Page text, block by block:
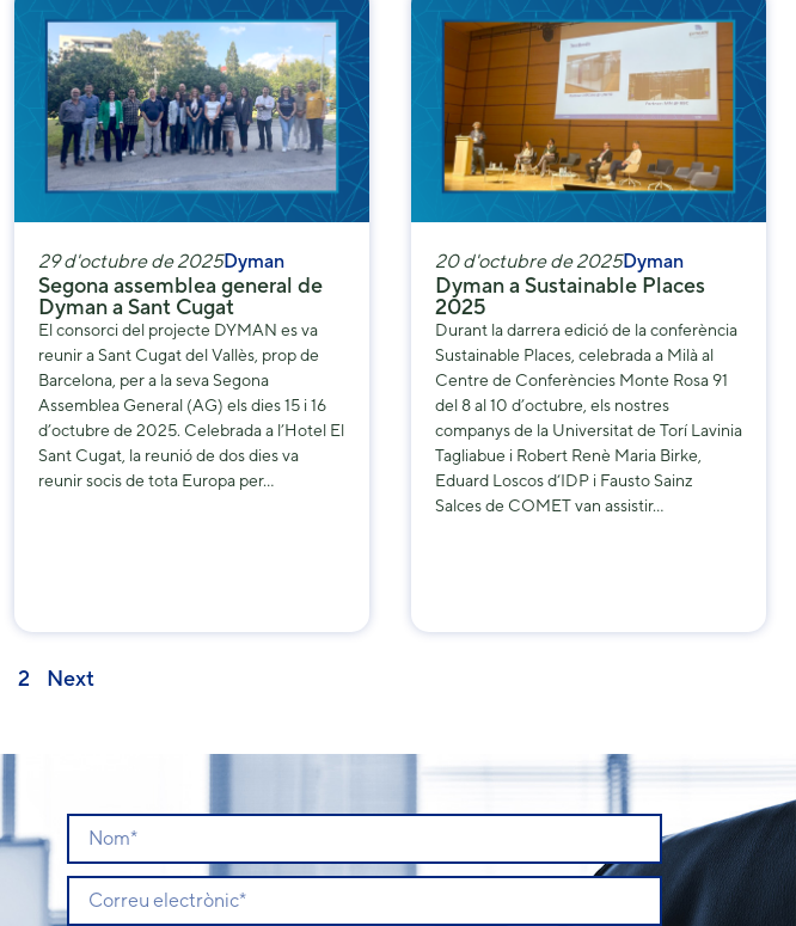
29 d'octubre de 2025Dyman
Segona assemblea general de
Dyman a Sant Cugat
El consorci del projecte DYMAN es va
reunir a Sant Cugat del Vallès, prop de
Barcelona, ​​per a la seva Segona
Assemblea General (AG) els dies 15 i 16
d’octubre de 2025. Celebrada a l’Hotel El
Sant Cugat, la reunió de dos dies va
reunir socis de tota Europa per…
20 d'octubre de 2025Dyman
Dyman a Sustainable Places
2025
Durant la darrera edició de la conferència
Sustainable Places, celebrada a Milà al
Centre de Conferències Monte Rosa 91
del 8 al 10 d’octubre, els nostres
companys de la Universitat de Torí Lavinia
Tagliabue i Robert Renè Maria Birke,
Eduard Loscos d‘IDP i Fausto Sainz
Salces de COMET van assistir…
2 Next